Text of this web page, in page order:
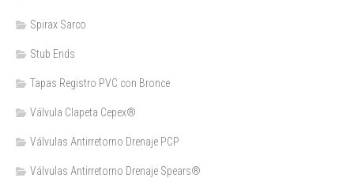
Spirax Sarco
Stub Ends
Tapas Registro PVC con Bronce
Válvula Clapeta Cepex®
Válvulas Antirretorno Drenaje PCP
Válvulas Antirretorno Drenaje Spears®